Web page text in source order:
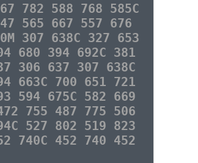
782 588 768 585C
565 667 557 676
307 638C 327 653
680 394 692C 381
306 637 307 638C
663C 700 651 721
594 675C 582 669
755 487 775 506
527 802 519 823
740C 452 740 452